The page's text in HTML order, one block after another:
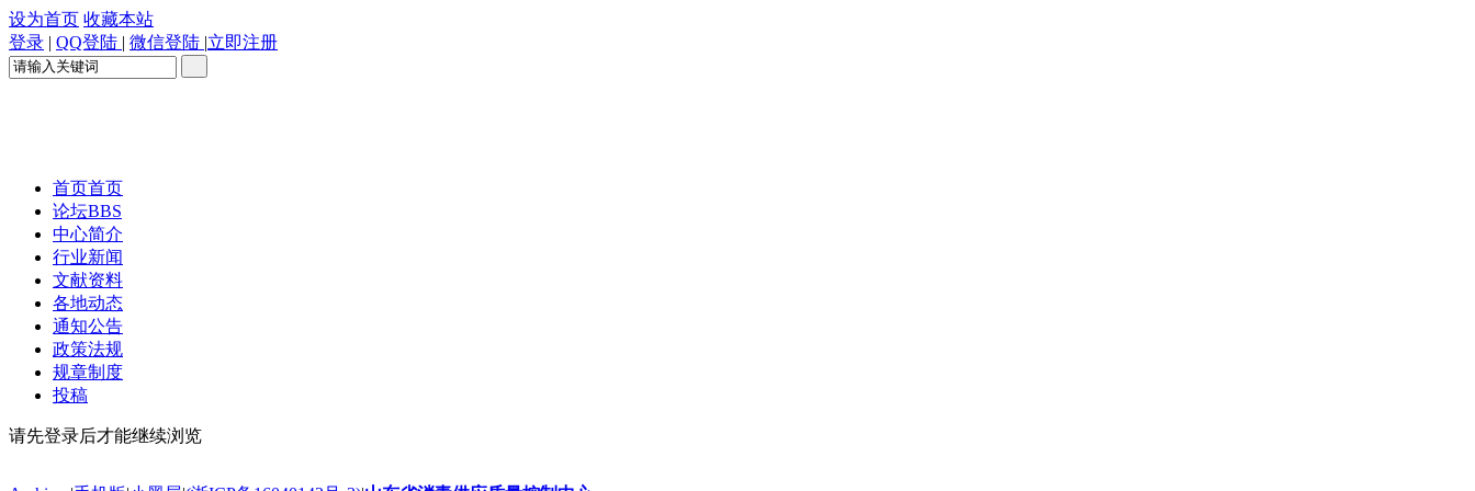
设为首页 收藏本站
登录 | QQ登陆 | 微信登陆 |立即注册
首页首页
论坛BBS
中心简介
行业新闻
文献资料
各地动态
通知公告
政策法规
规章制度
投稿
请先登录后才能继续浏览